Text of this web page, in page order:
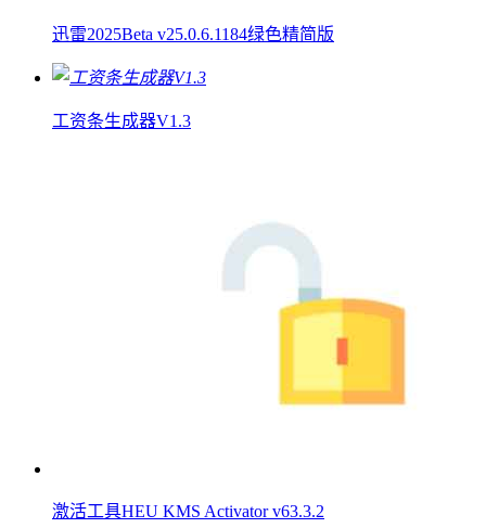
迅雷2025Beta v25.0.6.1184绿色精简版
工资条生成器V1.3
激活工具HEU KMS Activator v63.3.2